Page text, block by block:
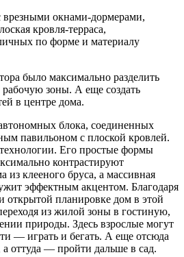
врезными окнами-дормерами,
кровля-терраса,
по форме и материалу
было максимально разделить
зоны. А еще создать
в центре дома.
блока, соединенных
павильоном с плоской кровлей.
Его простые формы
контрастируют
из клееного бруса, а массивная
эффектным акцентом. Благодаря
планировке дом в этой
из жилой зоны в гостиную,
природы. Здесь взрослые могут
— играть и бегать. А еще отсюда
оттуда — пройти дальше в сад.